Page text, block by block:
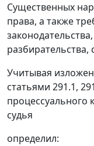
Существенных
права, а также
Учитывая
статьями 291.1,
процессуального
судья
определил: